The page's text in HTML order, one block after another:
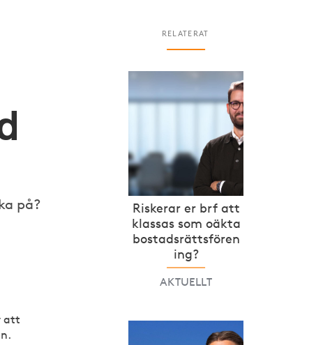
på?
att
RELATERAT
Riskerar er brf att
klassas som oäkta
bostadsrättsfören
ing?
AKTUELLT